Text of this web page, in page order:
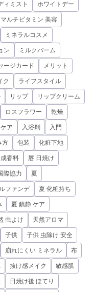
ィミスト ホワイトデー
マルチビタミン 美容
ミネラルコスメ
ン ミルクバーム
ージカード メリット
ク ライフスタイル
リップ リップクリーム
ロスフラワー 乾燥
ア 入浴剤 入門
方 包装 化粧下地
香料 唇 日焼け
際協力 夏
ファンデ 夏 化粧持ち
夏 鎮静 ケア
虫よけ 天然アロマ
子供 子供 虫除け 安全
崩れにくい ミネラル 布
抜け感メイク 敏感肌
日焼け後 ほてり